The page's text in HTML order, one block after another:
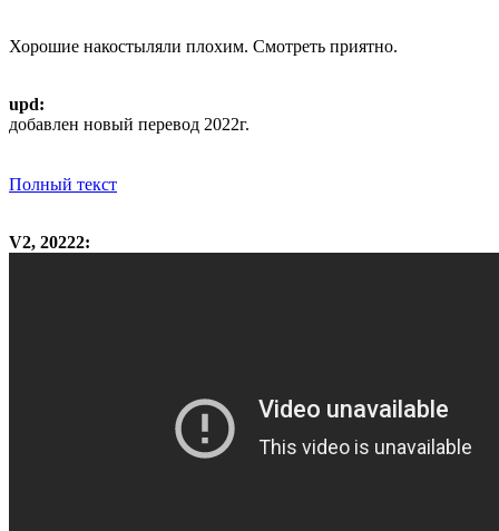
Хорошие накостыляли плохим. Смотреть приятно.
upd:
добавлен новый перевод 2022г.
Полный текст
V2, 20222: